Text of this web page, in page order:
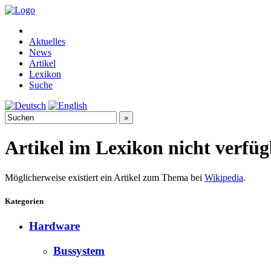
Aktuelles
News
Artikel
Lexikon
Suche
Artikel im Lexikon nicht
Möglicherweise existiert ein Artikel zum Thema bei Wikipedia.
Kategorien
Hardware
Bussystem